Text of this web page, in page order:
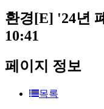
환경[E] '24년
10:41
페이지 정보
목록